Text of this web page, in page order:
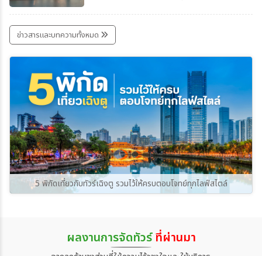
ประวัติศาสตร์ของเหล่านักรบบนหลังม้า ที่ใช้ชีวิต
อยู่ท่ามกลางความอลังการของธรรมชาติอันดิบ
เถื่อน แน่นอนว่าเราก็ได้รวบรวมข้อมูลเที่ยว
มองโกเลียใน เพื่อให้คุณได้เตรียมพร้อมสำหรับ
ทริปเที่ยวจีนสไตล์ผจญภัยอันน่าตื่นเต้นนี้กันค่ะ
แทรกวัฒนธรรมกับเทคโนโลยีได้อย่างลงตัว
ถูกใจทั้งสายกินสายช้อป พร้อมมุมถ่ายรูปสวย ๆ
อีกเพียบ แถมการเดินทางก็สะดวกสบาย มีความ
ปลอดภัยสูง หมดห่วงเรื่องที่พัก หรือสำหรับใครที่
อยากจะเปลี่ยนบรรยากาศออกไปเที่ยวนอกเมือง
ชิล ๆ ตามสถานที่โบราณก็ยังได้ บอกเลยว่าเป็น
เมืองที่นักท่องเที่ยวนิยมไปกันเป็นจำนวนมากเลยที
เดียวในวันนี้ (ชื่อแบรนด์) จะพาทุกคนมาเช็คอิน
สถานที่เที่ยวในเซี่ยงไฮ้ที่ไม่ควรพลาด เพื่อเป็น
แนวทางสำหรับคนที่กำลังวางแผนจะไปในช่วงนี้
ถ้าไม่อยากเที่ยวแบบไร้จุดหมาย ไม่รู้ว่าจะเริ่มต้น
ยังไงดี หรือไปที่ไหนบ้าง งั้นไปดูกันเลยดีกว่าว่าจะ
มีที่ไหนที่ (ชื่อแบรนด์) รวบรวมมาให้แล้ว Let’s
Go!
ข่าวสารและบทความทั้งหมด
5 พิกัดเที่ยวกับทัวร์เฉิงตู รวมไว้ให้ครบตอบโจทย์ทุกไลฟ์สไตล์
ผลงานการจัดทัวร์ที่ผ่านมา